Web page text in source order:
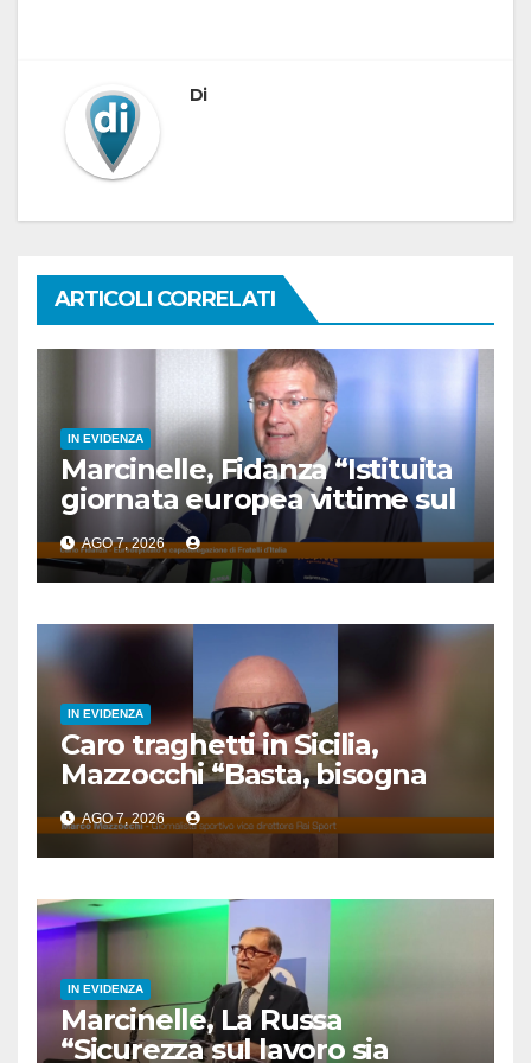
Di
ARTICOLI CORRELATI
IN EVIDENZA
Marcinelle, Fidanza “Istituita
giornata europea vittime sul
lavoro l’8 agosto”
AGO 7, 2026
IN EVIDENZA
Caro traghetti in Sicilia,
Mazzocchi “Basta, bisogna
fermare questo scempio”
AGO 7, 2026
IN EVIDENZA
Marcinelle, La Russa
“Sicurezza sul lavoro sia